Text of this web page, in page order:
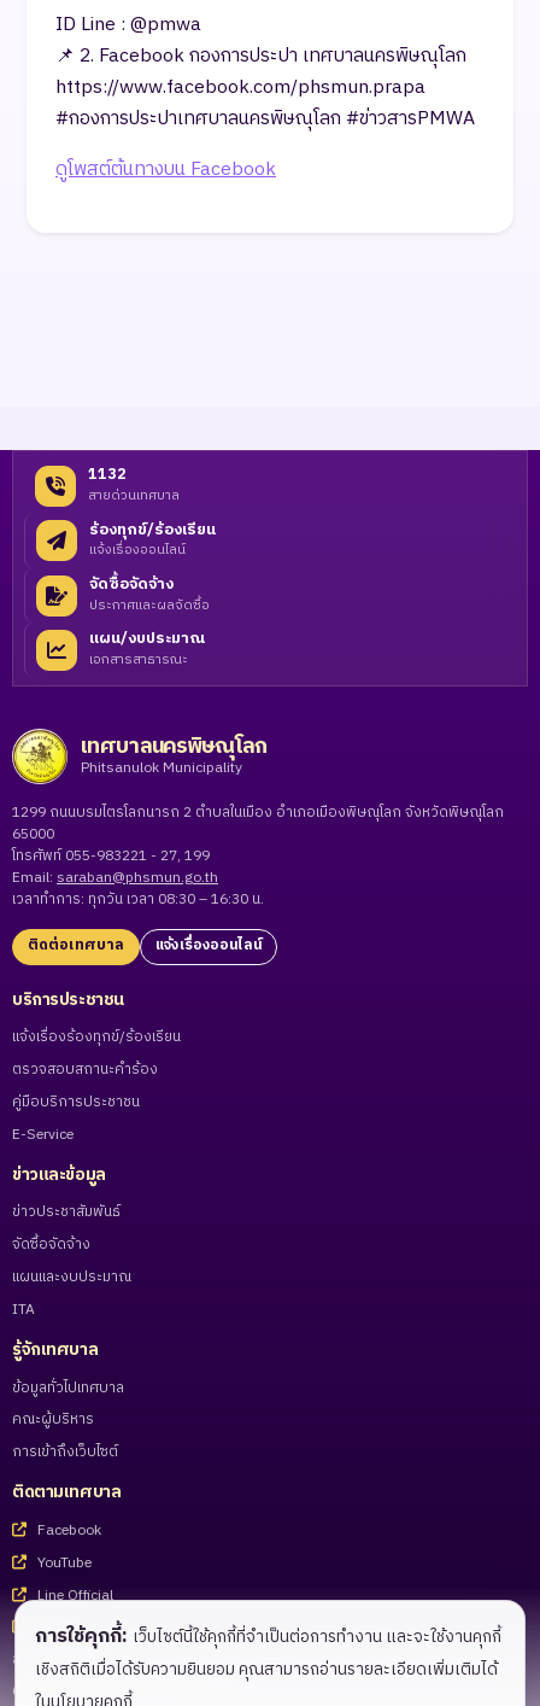
ID Line : @pmwa
📌 2. Facebook กองการประปา เทศบาลนครพิษณุโลก
https://www.facebook.com/phsmun.prapa
#กองการประปาเทศบาลนครพิษณุโลก #ข่าวสารPMWA
ดูโพสต์ต้นทางบน Facebook
1132
สายด่วนเทศบาล
ร้องทุกข์/ร้องเรียน
แจ้งเรื่องออนไลน์
จัดซื้อจัดจ้าง
ประกาศและผลจัดซื้อ
แผน/งบประมาณ
เอกสารสาธารณะ
เทศบาลนครพิษณุโลก
Phitsanulok Municipality
1299 ถนนบรมไตรโลกนารถ 2 ตำบลในเมือง อำเภอเมืองพิษณุโลก จังหวัดพิษณุโลก
65000
โทรศัพท์ 055-983221 - 27, 199
Email: saraban@phsmun.go.th
เวลาทำการ: ทุกวัน เวลา 08:30 – 16:30 น.
ติดต่อเทศบาล แจ้งเรื่องออนไลน์
บริการประชาชน
แจ้งเรื่องร้องทุกข์/ร้องเรียน
ตรวจสอบสถานะคำร้อง
คู่มือบริการประชาชน
E-Service
ข่าวและข้อมูล
ข่าวประชาสัมพันธ์
จัดซื้อจัดจ้าง
แผนและงบประมาณ
ITA
รู้จักเทศบาล
ข้อมูลทั่วไปเทศบาล
คณะผู้บริหาร
การเข้าถึงเว็บไซต์
ติดตามเทศบาล
Facebook
YouTube
Line Official
Tiktok
สำหรับเจ้าหน้าที่
Call Center 055-983221 - 27
การใช้คุกกี้: เว็บไซต์นี้ใช้คุกกี้ที่จำเป็นต่อการทำงาน และจะใช้งานคุกกี้
เชิงสถิติเมื่อได้รับความยินยอม คุณสามารถอ่านรายละเอียดเพิ่มเติมได้